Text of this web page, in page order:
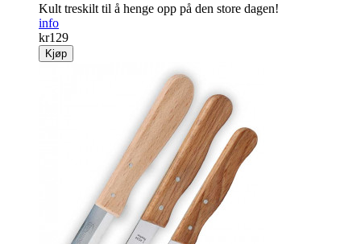
Kult treskilt til å henge opp på den store dagen!
info
kr129
Kjøp